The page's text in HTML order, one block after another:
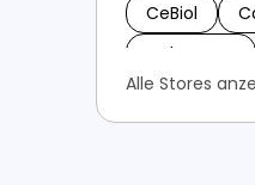
CeBiol
Colortoner
CheckForPet
Alle Stores